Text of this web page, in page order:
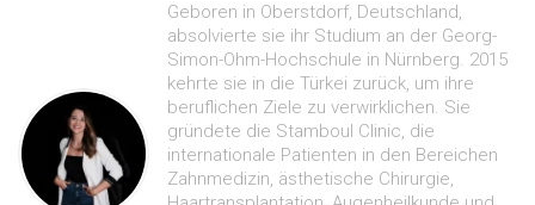
Geboren in Oberstdorf, Deutschland,
absolvierte sie ihr Studium an der Georg-
Simon-Ohm-Hochschule in Nürnberg. 2015
kehrte sie in die Türkei zurück, um ihre
beruflichen Ziele zu verwirklichen. Sie
gründete die Stamboul Clinic, die
internationale Patienten in den Bereichen
Zahnmedizin, ästhetische Chirurgie,